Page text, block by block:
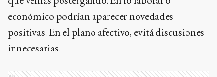
económico podrían aparecer novedades
positivas. En el plano afectivo, evitá discusiones
innecesarias.
Ads